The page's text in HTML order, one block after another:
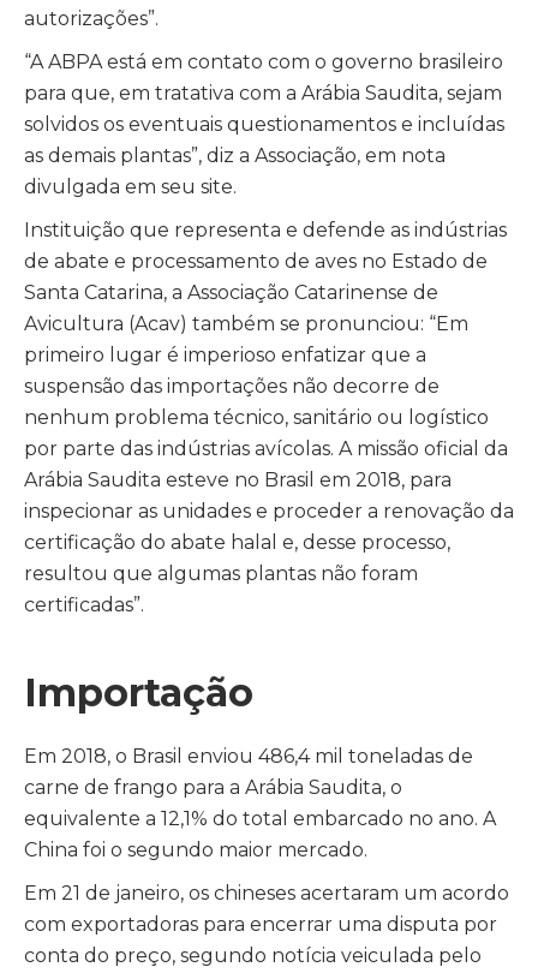
autorizações”.
“A ABPA está em contato com o governo brasileiro
para que, em tratativa com a Arábia Saudita, sejam
solvidos os eventuais questionamentos e incluídas
as demais plantas”, diz a Associação, em nota
divulgada em seu site.
Instituição que representa e defende as indústrias
de abate e processamento de aves no Estado de
Santa Catarina, a Associação Catarinense de
Avicultura (Acav) também se pronunciou: “Em
primeiro lugar é imperioso enfatizar que a
suspensão das importações não decorre de
nenhum problema técnico, sanitário ou logístico
por parte das indústrias avícolas. A missão oficial da
Arábia Saudita esteve no Brasil em 2018, para
inspecionar as unidades e proceder a renovação da
certificação do abate halal e, desse processo,
resultou que algumas plantas não foram
certificadas”.
Importação
Em 2018, o Brasil enviou 486,4 mil toneladas de
carne de frango para a Arábia Saudita, o
equivalente a 12,1% do total embarcado no ano. A
China foi o segundo maior mercado.
Em 21 de janeiro, os chineses acertaram um acordo
com exportadoras para encerrar uma disputa por
conta do preço, segundo notícia veiculada pelo